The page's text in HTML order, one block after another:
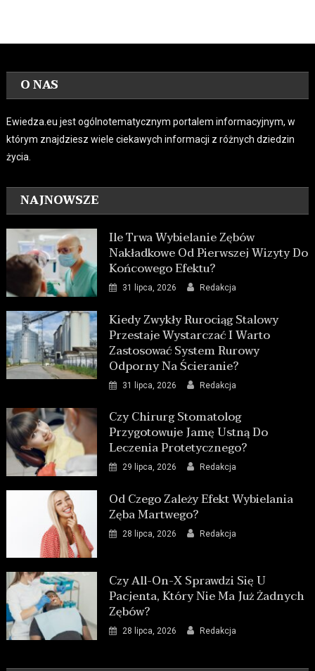
O NAS
Ewiedza.eu jest ogólnotematycznym portalem informacyjnym, w
którym znajdziesz wiele ciekawych informacji z różnych dziedzin
życia.
NAJNOWSZE
Ile Trwa Wybielanie Zębów
Nakładkowe Od Pierwszej Wizyty Do
Końcowego Efektu?
31 lipca, 2026 Redakcja
Kiedy Zwykły Rurociąg Stalowy
Przestaje Wystarczać I Warto
Zastosować System Rurowy
Odporny Na Ścieranie?
31 lipca, 2026 Redakcja
Czy Chirurg Stomatolog
Przygotowuje Jamę Ustną Do
Leczenia Protetycznego?
29 lipca, 2026 Redakcja
Od Czego Zależy Efekt Wybielania
Zęba Martwego?
28 lipca, 2026 Redakcja
Czy All-On-X Sprawdzi Się U
Pacjenta, Który Nie Ma Już Żadnych
Zębów?
28 lipca, 2026 Redakcja